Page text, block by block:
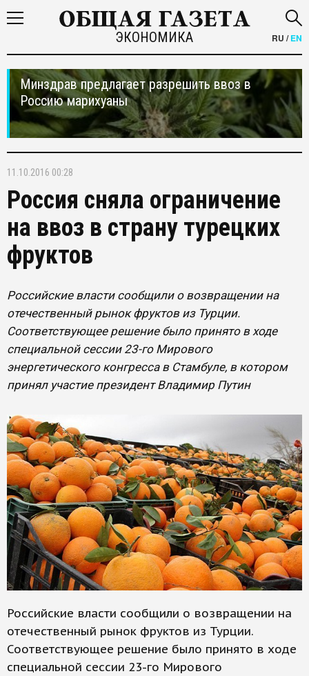
ЭКОНОМИКА RU /EN
Минздрав предлагает разрешить ввоз в
Россию марихуаны
11.10.2016 00:28
Россия сняла ограничение
на ввоз в страну турецких
фруктов
Российские власти сообщили о возвращении на
отечественный рынок фруктов из Турции.
Соответствующее решение было принято в ходе
специальной сессии 23-го Мирового
энергетического конгресса в Стамбуле, в котором
принял участие президент Владимир Путин
Российские власти сообщили о возвращении на
отечественный рынок фруктов из Турции.
Соответствующее решение было принято в ходе
специальной сессии 23-го Мирового